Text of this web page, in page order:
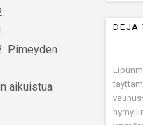
Pimeyden
aikuistua
DEJA